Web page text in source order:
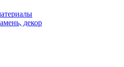
декор